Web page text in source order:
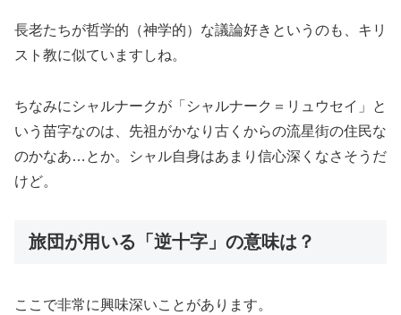
長老たちが哲学的（神学的）な議論好きというのも、キリ
スト教に似ていますしね。
ちなみにシャルナークが「シャルナーク＝リュウセイ」と
いう苗字なのは、先祖がかなり古くからの流星街の住民な
のかなあ…とか。シャル自身はあまり信心深くなさそうだ
けど。
旅団が用いる「逆十字」の意味は？
ここで非常に興味深いことがあります。